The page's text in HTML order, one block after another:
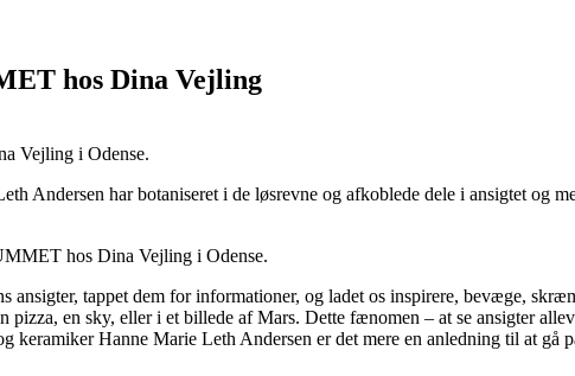
hos Dina Vejling
Vejling i Odense.
Andersen har botaniseret i de løsrevne og afkoblede dele i ansigtet og
hos Dina Vejling i Odense.
tappet dem for informationer, og ladet os inspirere, bevæge,
en sky, eller i et billede af Mars. Dette fænomen – at se ansigter
Hanne Marie Leth Andersen er det mere en anledning til at gå